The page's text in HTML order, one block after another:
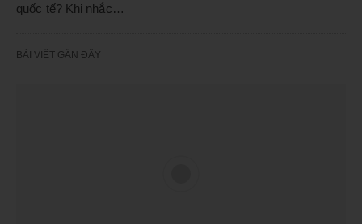
quốc tế? Khi nhắc…
BÀI VIẾT GẦN ĐÂY